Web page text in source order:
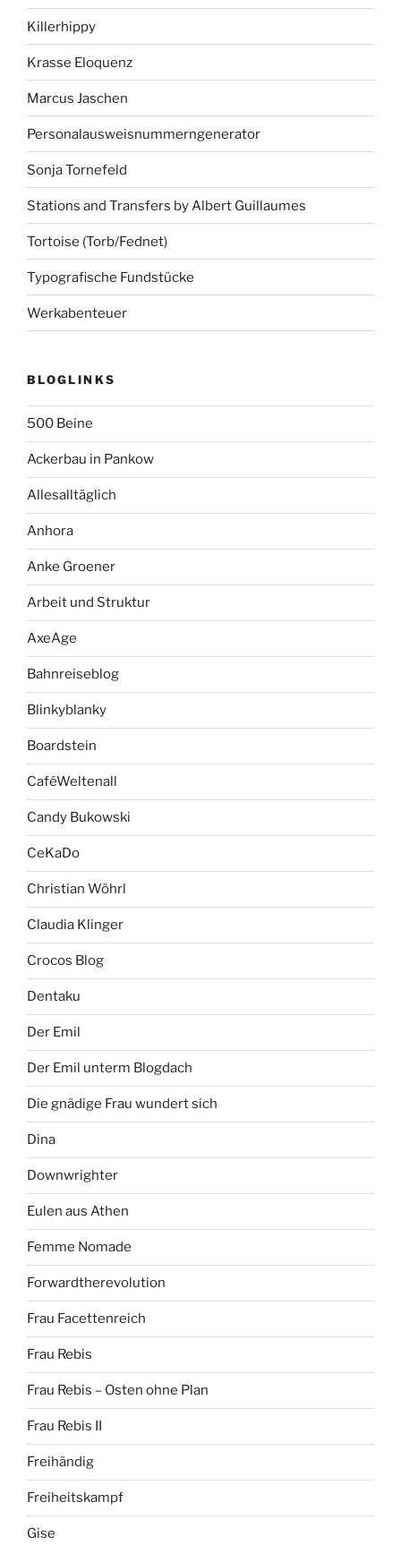
Killerhippy
Krasse Eloquenz
Marcus Jaschen
Personalausweisnummerngenerator
Sonja Tornefeld
Stations and Transfers by Albert Guillaumes
Tortoise (Torb/Fednet)
Typografische Fundstücke
Werkabenteuer
BLOGLINKS
500 Beine
Ackerbau in Pankow
Allesalltäglich
Anhora
Anke Groener
Arbeit und Struktur
AxeAge
Bahnreiseblog
Blinkyblanky
Boardstein
CaféWeltenall
Candy Bukowski
CeKaDo
Christian Wöhrl
Claudia Klinger
Crocos Blog
Dentaku
Der Emil
Der Emil unterm Blogdach
Die gnädige Frau wundert sich
Dina
Downwrighter
Eulen aus Athen
Femme Nomade
Forwardtherevolution
Frau Facettenreich
Frau Rebis
Frau Rebis – Osten ohne Plan
Frau Rebis II
Freihändig
Freiheitskampf
Gise